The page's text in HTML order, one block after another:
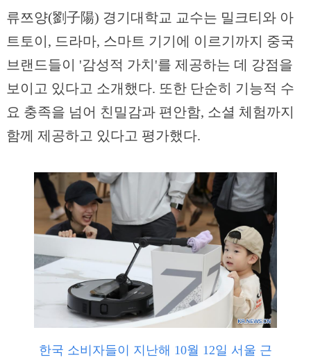
류쯔양(劉子陽) 경기대학교 교수는 밀크티와 아
트토이, 드라마, 스마트 기기에 이르기까지 중국
브랜드들이 '감성적 가치'를 제공하는 데 강점을
보이고 있다고 소개했다. 또한 단순히 기능적 수
요 충족을 넘어 친밀감과 편안함, 소셜 체험까지
함께 제공하고 있다고 평가했다.
한국 소비자들이 지난해 10월 12일 서울 근